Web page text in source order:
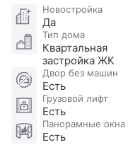
техника и полностью
комфортной жизни.
Преимущества
• 25 этаж с
количеством
• Полностью готовый
техникой
• Высокие потолки и
Новостройка
Да
Тип дома
Квартальная
застройка ЖК
Двор без машин
Есть
Грузовой лифт
Есть
Панорамные окна
Есть